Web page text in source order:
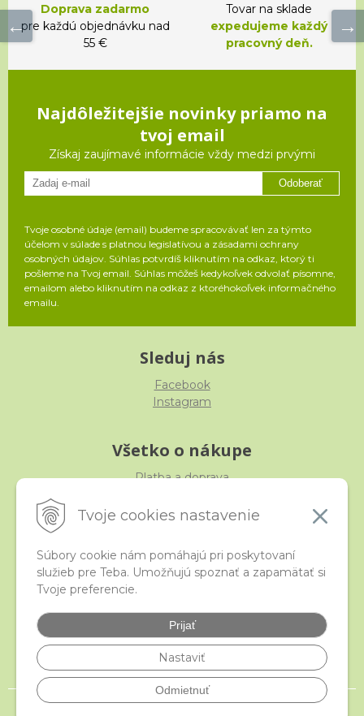
Tvoje cookies nastavenie
Súbory cookie nám pomáhajú pri poskytovaní
služieb pre Teba. Umožňujú spoznať a zapamätať si
Tvoje preferencie.
Prijať
Nastaviť
Odmietnuť
Doprava zadarmo
pre každú objednávku nad
55 €
Tovar na sklade
expedujeme každý
pracovný deň.
Najdôležitejšie novinky priamo na
tvoj email
Získaj zaujímavé informácie vždy medzi prvými
Odoberať
Tvoje osobné údaje (email) budeme spracovávať len za týmto
účelom v súlade s platnou legislatívou a zásadami ochrany
osobných údajov. Súhlas potvrdíš kliknutím na odkaz, ktorý ti
pošleme na Tvoj email. Súhlas môžeš kedykoľvek odvolať písomne,
emailom alebo kliknutím na odkaz z ktoréhokoľvek informačného
emailu.
Sleduj nás
Facebook
Instagram
Všetko o nákupe
Platba a doprava
Obchodné podmienky
iStraka
Veľkoobchod
Najčastejšie otázky
Certifikáty
© 2026 istraka.sk - najligotavejšie korálky a polodrahokamy široko ďaleko •